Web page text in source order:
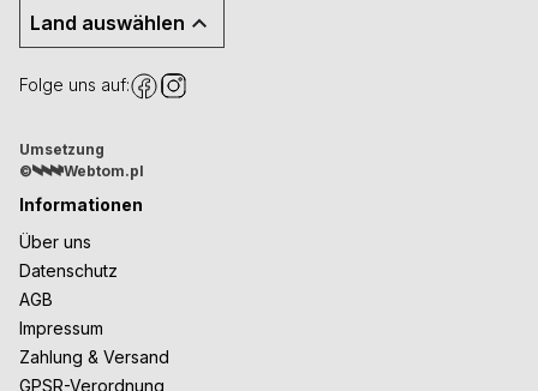
Land auswählen
Folge uns auf:
Umsetzung
©
Webtom.pl
Informationen
Über uns
Datenschutz
AGB
Impressum
Zahlung & Versand
GPSR-Verordnung